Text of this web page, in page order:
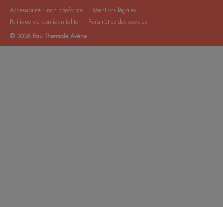
Accessibilité : non conforme
Mentions légales
Politique de confidentialité
Paramètres des cookies
© 2026 Eau Thermale Avène